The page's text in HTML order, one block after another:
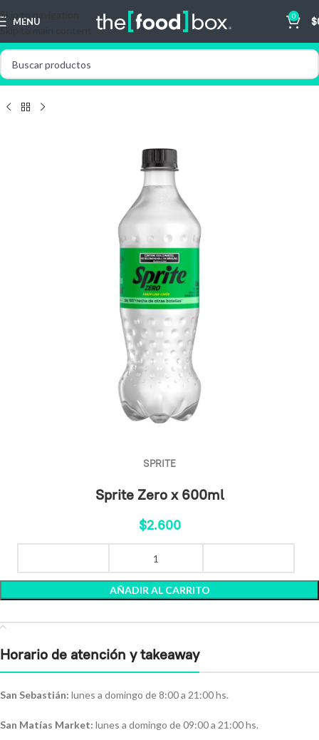
Skip to navigation
Skip to main content
MENU 0 $
SPRITE
Sprite Zero x 600ml
$2.600
AÑADIR AL CARRITO
Horario de atención y takeaway
San Sebastián: lunes a domingo de 8:00 a 21:00 hs.
San Matías Market: lunes a domingo de 09:00 a 21:00 hs.